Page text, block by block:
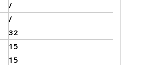
/
/
32
15
15